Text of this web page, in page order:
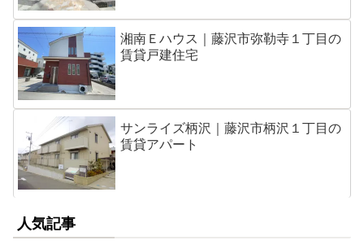
湘南Ｅハウス｜藤沢市弥勒寺１丁目の
賃貸戸建住宅
サンライズ柄沢｜藤沢市柄沢１丁目の
賃貸アパート
人気記事